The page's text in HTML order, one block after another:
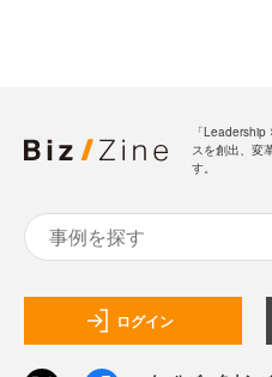
「
スを創出、変
す。
ログイン